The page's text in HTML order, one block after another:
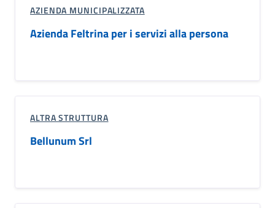
AZIENDA MUNICIPALIZZATA
Azienda Feltrina per i servizi alla persona
ALTRA STRUTTURA
Bellunum Srl